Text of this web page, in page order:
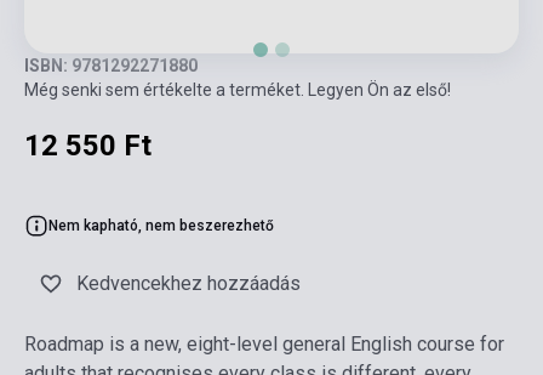
ISBN: 9781292271880
Még senki sem értékelte a terméket. Legyen Ön az első!
12 550 Ft
Nem kapható, nem beszerezhető
Kedvencekhez hozzáadás
Roadmap is a new, eight-level general English course for